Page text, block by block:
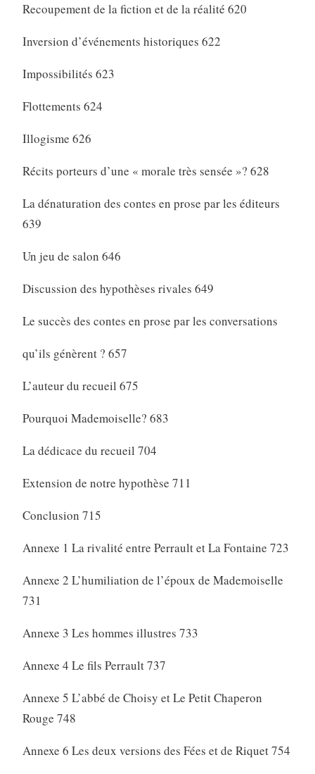
Recoupement de la fiction et de la réalité 620
Inversion d’événements historiques 622
Impossibilités 623
Flottements 624
Illogisme 626
Récits porteurs d’une « morale très sensée »? 628
La dénaturation des contes en prose par les éditeurs
639
Un jeu de salon 646
Discussion des hypothèses rivales 649
Le succès des contes en prose par les conversations
qu’ils génèrent ? 657
L’auteur du recueil 675
Pourquoi Mademoiselle? 683
La dédicace du recueil 704
Extension de notre hypothèse 711
Conclusion 715
Annexe 1 La rivalité entre Perrault et La Fontaine 723
Annexe 2 L’humiliation de l’époux de Mademoiselle
731
Annexe 3 Les hommes illustres 733
Annexe 4 Le fils Perrault 737
Annexe 5 L’abbé de Choisy et Le Petit Chaperon
Rouge 748
Annexe 6 Les deux versions des Fées et de Riquet 754